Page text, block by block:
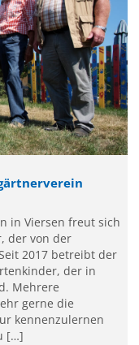
in Viersen freut sich
der von der
2017 betreibt der
der in
Mehrere
gerne die
kennenzulernen
[…]